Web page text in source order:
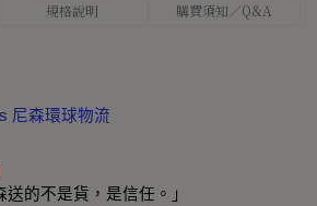
規格說明 購買須知／Q&A
尼森環球物流
送的不是貨，是信任。」